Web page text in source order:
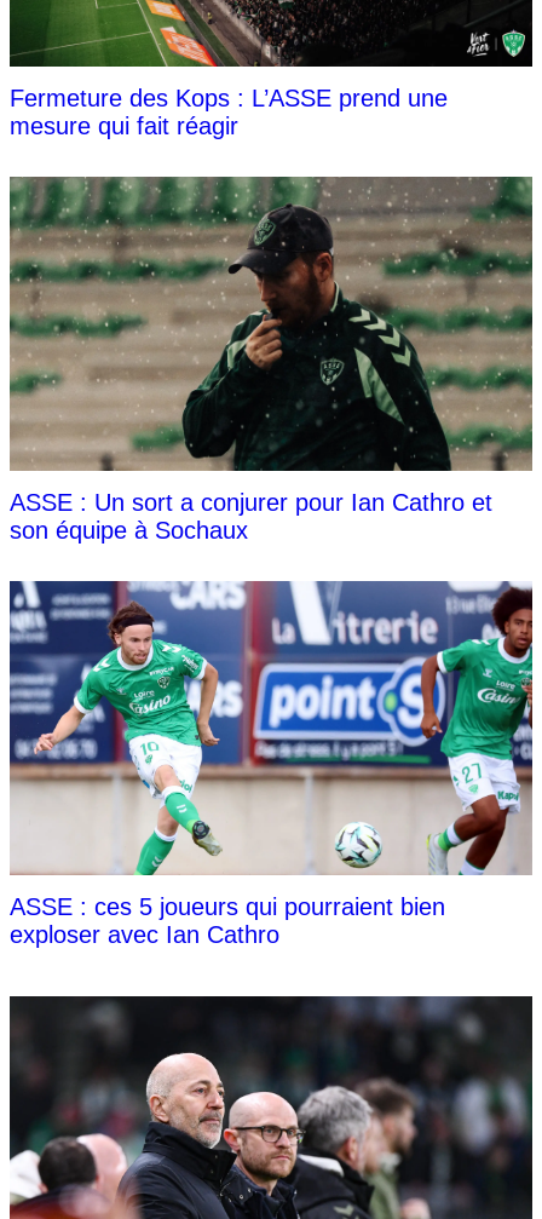
Fermeture des Kops : L’ASSE prend une
mesure qui fait réagir
ASSE : Un sort a conjurer pour Ian Cathro et
son équipe à Sochaux
ASSE : ces 5 joueurs qui pourraient bien
exploser avec Ian Cathro